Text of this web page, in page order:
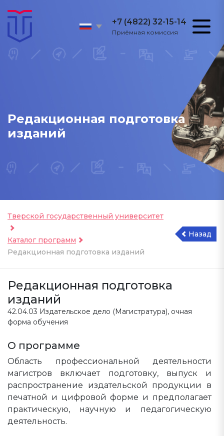
+7 (4822) 32-15-14
Приёмная комиссия
Редакционная подготовка
изданий
Тверской государственный университет
Каталог программ
Редакционная подготовка изданий
Назад
Редакционная подготовка
изданий
42.04.03 Издательское дело (Магистратура), очная
форма обучения
О программе
Область профессиональной деятельности
магистров включает подготовку, выпуск и
распространение издательской продукции в
печатной и цифровой форме и предполагает
практическую, научную и педагогическую
деятельность.